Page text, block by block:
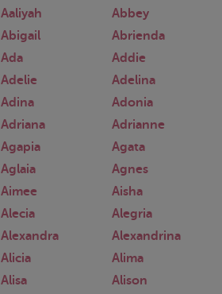
Aaliyah Abbey
Abigail
Abrienda
Ada
Addie
Adelie
Adelina
Adina
Adonia
Adriana
Adrianne
Agapia
Agata
Aglaia
Agnes
Aimee
Aisha
Alecia
Alegria
Alexandra
Alexandrina
Alicia
Alima
Alisa
Alison